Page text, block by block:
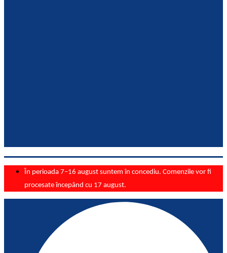
În perioada 7–16 august suntem în concediu. Comenzile vor fi
procesate începând cu 17 august.